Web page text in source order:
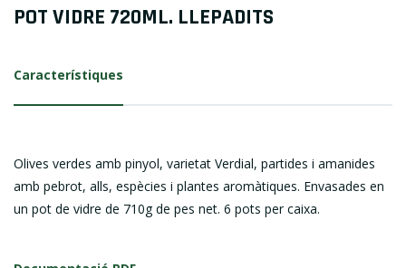
POT VIDRE 720ML. LLEPADITS
Característiques
Olives verdes amb pinyol, varietat Verdial, partides i amanides
amb pebrot, alls, espècies i plantes aromàtiques. Envasades en
un pot de vidre de 710g de pes net. 6 pots per caixa.